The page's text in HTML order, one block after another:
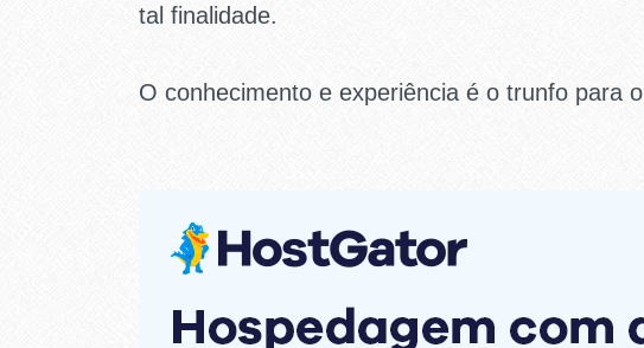
tal finalidade.
O conhecimento e experiência é o trunfo para